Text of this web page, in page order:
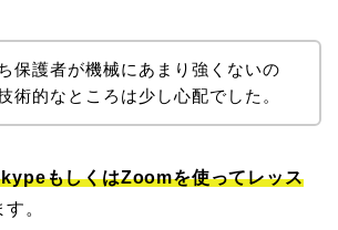
保護者が機械にあまり強くないの
術的なところは少し心配でした。
もしくはZoomを使ってレッス
。